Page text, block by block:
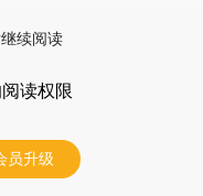
续阅读
读权限
员升级